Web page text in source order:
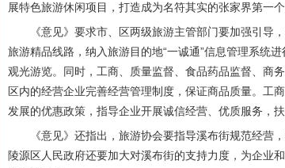
展特色旅游休闲项目，打造成为名符其实的张家界第一个
《意见》要求市、区两级旅游主管部门要加强引导
旅游精品线路，纳入旅游目的地“一诚通”信息管理系统
观光游览。同时，工商、质量监督、食品药品监督、商
区内的经营企业完善经营管理制度，保证商品质量。工
发展的优惠政策，指导企业开展诚信经营、优质服务，扶
《意见》还指出，旅游协会要指导溪布街规范经营
陵源区人民政府还要加大对溪布街的支持力度，为企业